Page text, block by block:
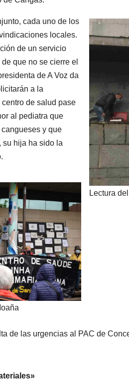
Lectura
cada uno de los
locales.
de un servicio
que no se cierre el
de A Voz da
a la
de salud pase
al pediatra que
y que
su hija ha sido la
de las urgencias al PAC de